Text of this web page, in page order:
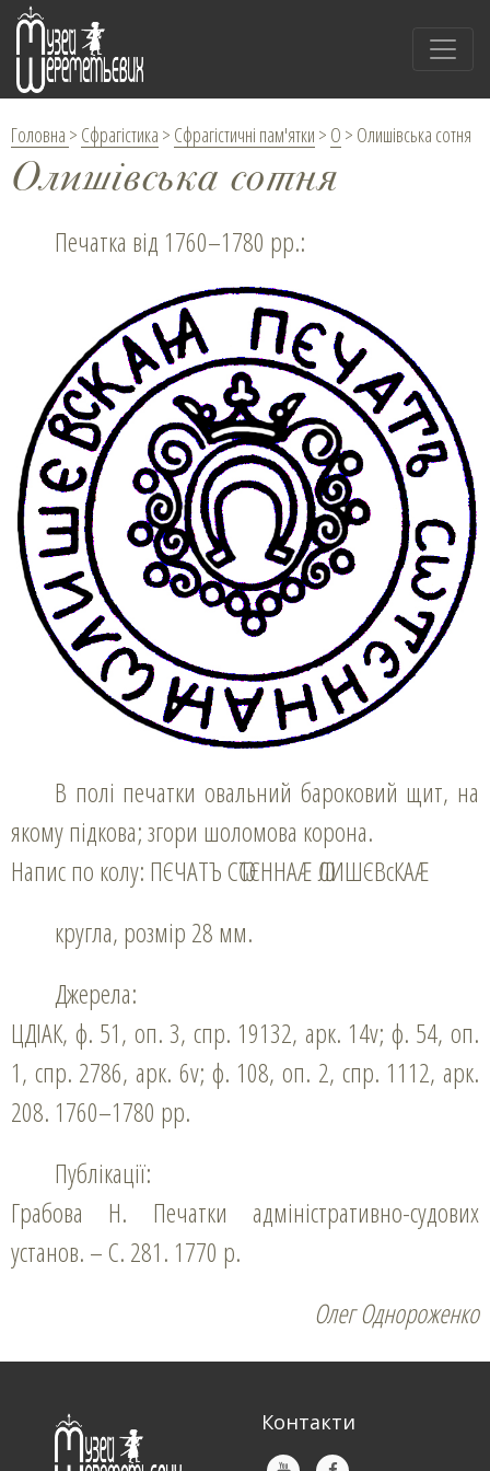
Головна > Сфрагістика > Сфрагістичні пам'ятки > О > Олишівська сотня
Олишівська сотня
Печатка від 1760–1780 рр.:
В полі печатки овальний бароковий щит, на
якому підкова; згори шоломова корона.
Напис по колу: ПЄЧАТЪ СѠТЄННАӔ ѠЛИШЄВсКАӔ
кругла, розмір 28 мм.
Джерела:
ЦДІАК, ф. 51, оп. 3, спр. 19132, арк. 14v; ф. 54, оп.
1, спр. 2786, арк. 6v; ф. 108, оп. 2, спр. 1112, арк.
208. 1760–1780 рр.
Публікації:
Грабова Н. Печатки адміністративно-судових
установ. – С. 281. 1770 р.
Олег Однороженко
Контакти